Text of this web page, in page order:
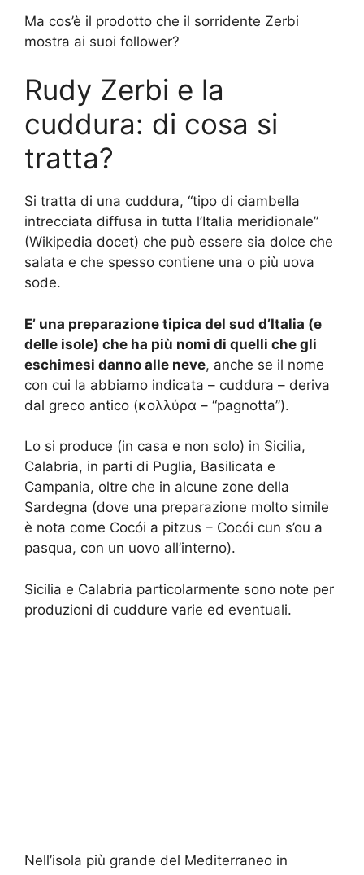
Ma cos’è il prodotto che il sorridente Zerbi
mostra ai suoi follower?
Rudy Zerbi e la
cuddura: di cosa si
tratta?
Si tratta di una cuddura, “tipo di ciambella
intrecciata diffusa in tutta l’Italia meridionale”
(Wikipedia docet) che può essere sia dolce che
salata e che spesso contiene una o più uova
sode.
E’ una preparazione tipica del sud d’Italia (e
delle isole) che ha più nomi di quelli che gli
eschimesi danno alle neve, anche se il nome
con cui la abbiamo indicata – cuddura – deriva
dal greco antico (κολλύρα – “pagnotta”).
Lo si produce (in casa e non solo) in Sicilia,
Calabria, in parti di Puglia, Basilicata e
Campania, oltre che in alcune zone della
Sardegna (dove una preparazione molto simile
è nota come Cocói a pitzus – Cocói cun s’ou a
pasqua, con un uovo all’interno).
Sicilia e Calabria particolarmente sono note per
produzioni di cuddure varie ed eventuali.
Nell’isola più grande del Mediterraneo in